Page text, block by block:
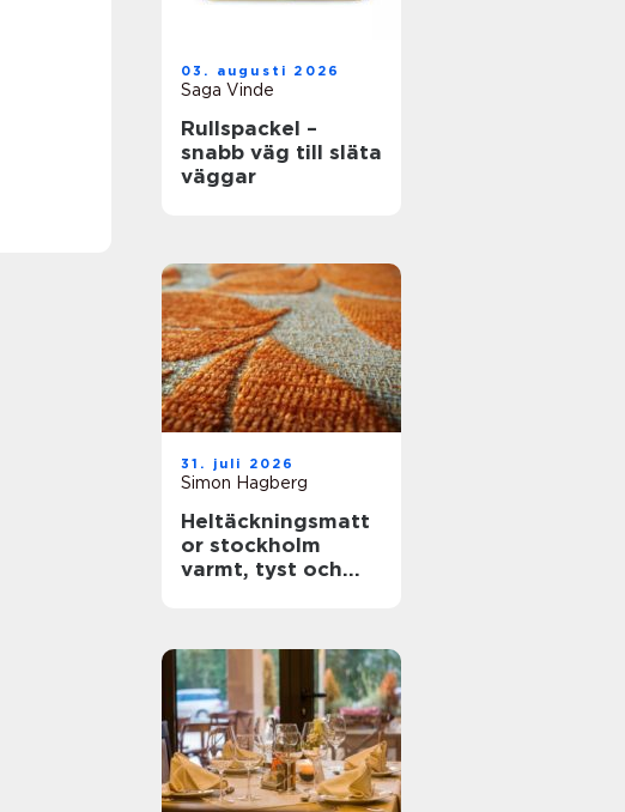
03. augusti 2026
Saga Vinde
Rullspackel –
snabb väg till släta
väggar
31. juli 2026
Simon Hagberg
Heltäckningsmatt
or stockholm
varmt, tyst och